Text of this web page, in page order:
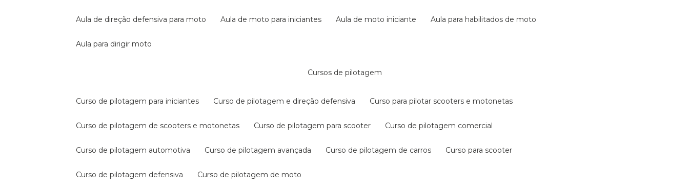
aula de direção defensiva para moto aula de moto para iniciantes aula de moto iniciante aula para habilitados de moto
aula para dirigir moto
cursos de pilotagem
curso de pilotagem para iniciantes curso de pilotagem e direção defensiva curso para pilotar scooters e motonetas
curso de pilotagem de scooters e motonetas curso de pilotagem para scooter curso de pilotagem comercial
curso de pilotagem automotiva curso de pilotagem avançada curso de pilotagem de carros curso para scooter
curso de pilotagem defensiva curso de pilotagem de moto